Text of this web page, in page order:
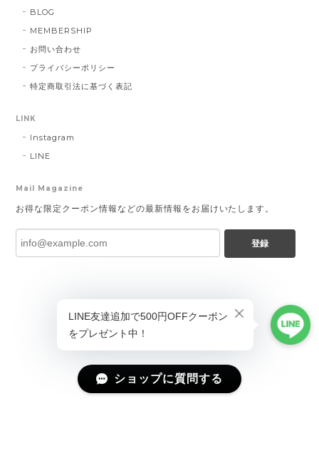
BLOG
MEMBERSHIP
お問い合わせ
プライバシーポリシー
特定商取引法に基づく表記
LINK
Instagram
LINE
Mail Magazine
お得な限定クーポン情報などの最新情報をお届けいたします。
登録
ショップに質問する